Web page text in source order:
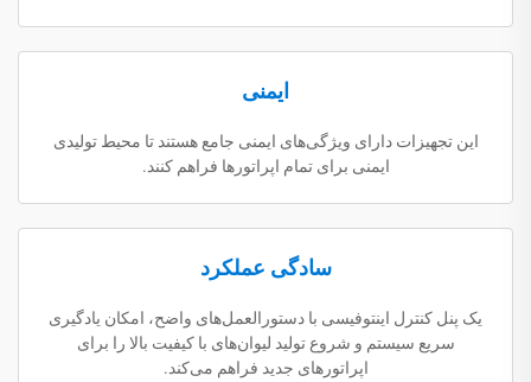
ایمنی
این تجهیزات دارای ویژگی‌های ایمنی جامع هستند تا محیط تولیدی
ایمنی برای تمام اپراتورها فراهم کنند.
سادگی عملکرد
یک پنل کنترل اینتوفیسی با دستورالعمل‌های واضح، امکان یادگیری
سریع سیستم و شروع تولید لیوان‌های با کیفیت بالا را برای
اپراتورهای جدید فراهم می‌کند.